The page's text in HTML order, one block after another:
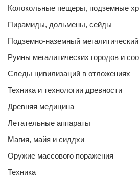
Колокольные пещеры, подземные
Пирамиды, дольмены, сейды
Подземно-наземный
Руины мегалитических городов и
Следы цивилизаций в отложениях
Техника и технологии древности
Древняя медицина
Летательные аппараты
Магия, майя и сиддхи
Оружие массового поражения
Техника